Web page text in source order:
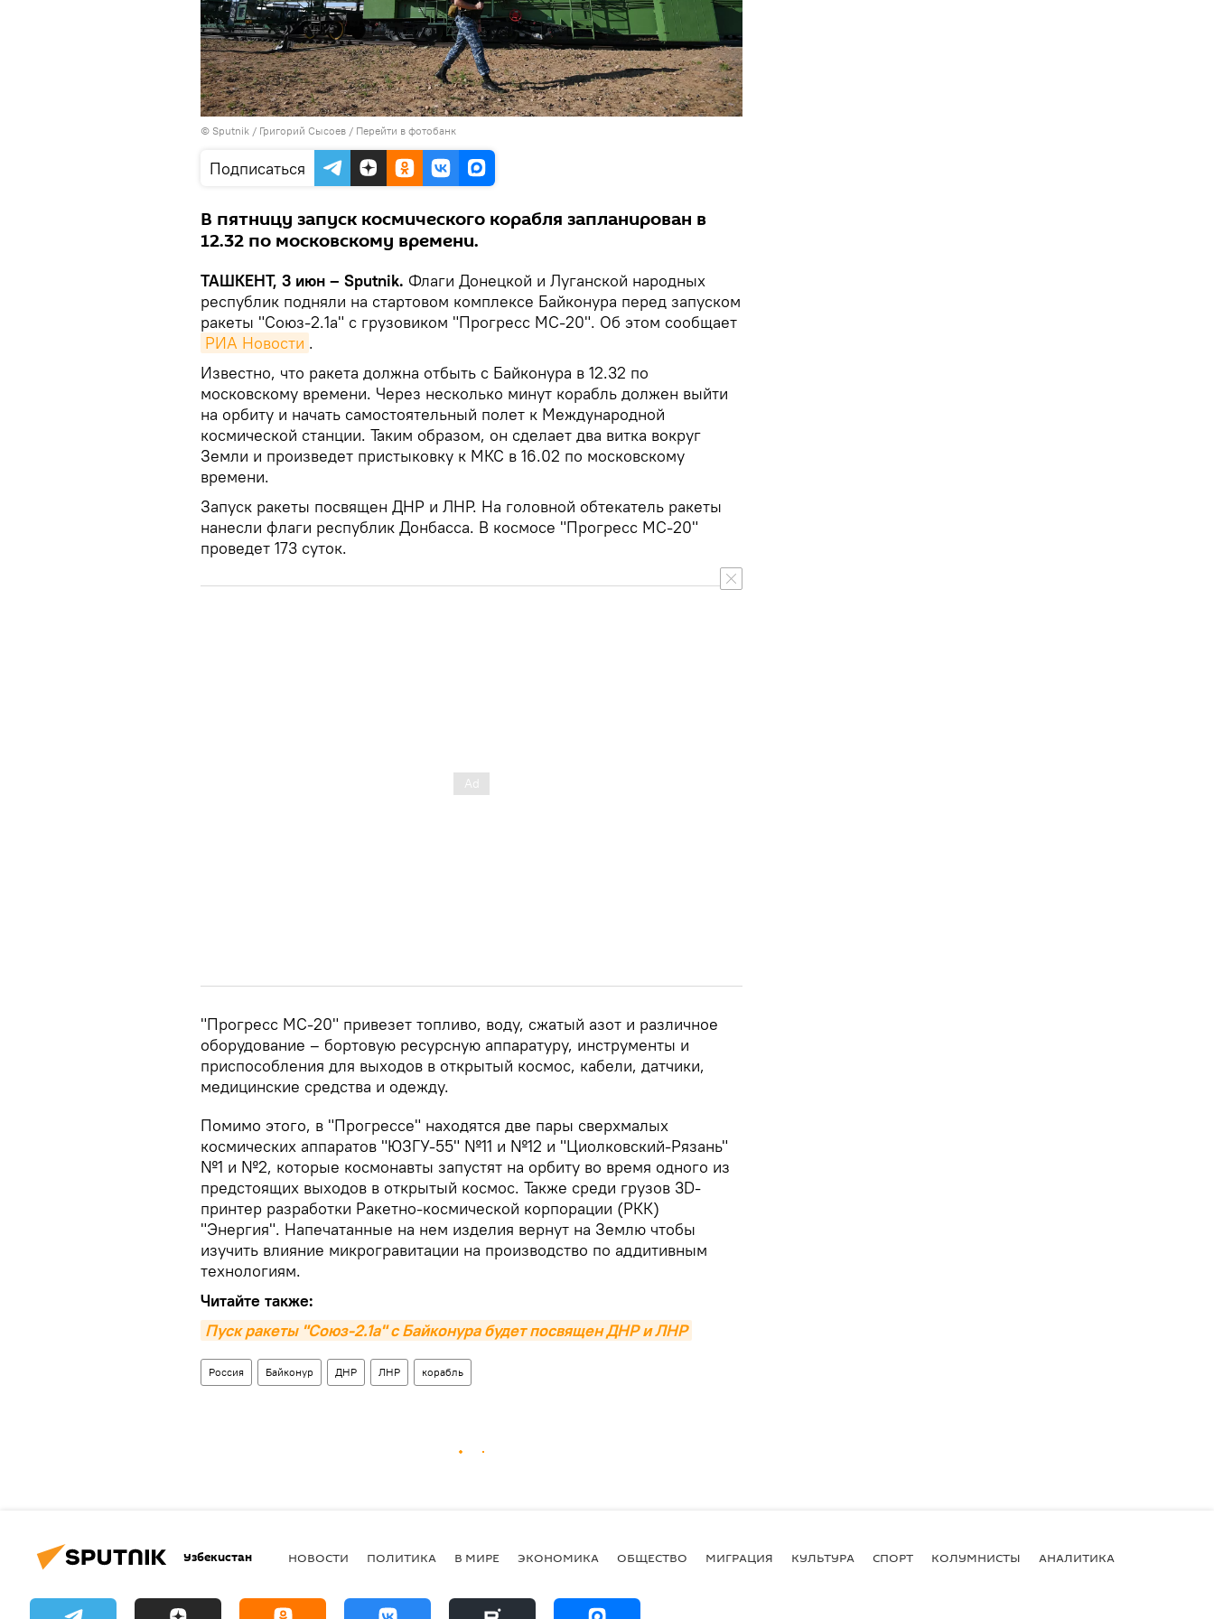
© Sputnik / Григорий Сысоев / Перейти в фотобанк
Подписаться
В пятницу запуск космического корабля запланирован в
12.32 по московскому времени.
ТАШКЕНТ, 3 июн – Sputnik. Флаги Донецкой и Луганской народных
республик подняли на стартовом комплексе Байконура перед запуском
ракеты "Союз-2.1а" с грузовиком "Прогресс МС-20". Об этом сообщает
РИА Новости .
Известно, что ракета должна отбыть с Байконура в 12.32 по
московскому времени. Через несколько минут корабль должен выйти
на орбиту и начать самостоятельный полет к Международной
космической станции. Таким образом, он сделает два витка вокруг
Земли и произведет пристыковку к МКС в 16.02 по московскому
времени.
Запуск ракеты посвящен ДНР и ЛНР. На головной обтекатель ракеты
нанесли флаги республик Донбасса. В космосе "Прогресс МС-20"
проведет 173 суток.
"Прогресс МС-20" привезет топливо, воду, сжатый азот и различное
оборудование – бортовую ресурсную аппаратуру, инструменты и
приспособления для выходов в открытый космос, кабели, датчики,
медицинские средства и одежду.
Помимо этого, в "Прогрессе" находятся две пары сверхмалых
космических аппаратов "ЮЗГУ-55" №11 и №12 и "Циолковский-Рязань"
№1 и №2, которые космонавты запустят на орбиту во время одного из
предстоящих выходов в открытый космос. Также среди грузов 3D-
принтер разработки Ракетно-космической корпорации (РКК)
"Энергия". Напечатанные на нем изделия вернут на Землю чтобы
изучить влияние микрогравитации на производство по аддитивным
технологиям.
Читайте также:
Пуск ракеты "Союз-2.1а" с Байконура будет посвящен ДНР и ЛНР
Россия Байконур ДНР ЛНР корабль
Узбекистан НОВОСТИ ПОЛИТИКА В МИРЕ ЭКОНОМИКА ОБЩЕСТВО МИГРАЦИЯ КУЛЬТУРА СПОРТ КОЛУМНИСТЫ АНАЛИТИКА